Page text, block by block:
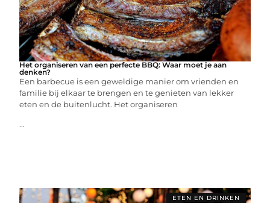
Het organiseren van een perfecte BBQ: Waar moet je aan
denken?
Een barbecue is een geweldige manier om vrienden en
familie bij elkaar te brengen en te genieten van lekker
eten en de buitenlucht. Het organiseren
...
ETEN EN DRINKEN